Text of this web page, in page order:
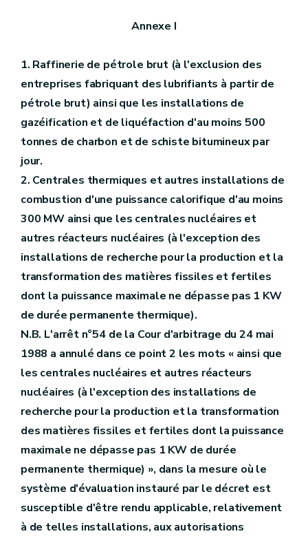
Annexe I
1. Raffinerie de pétrole brut (à l'exclusion des
entreprises fabriquant des lubrifiants à partir de
pétrole brut) ainsi que les installations de
gazéification et de liquéfaction d'au moins 500
tonnes de charbon et de schiste bitumineux par
jour.
2. Centrales thermiques et autres installations de
combustion d'une puissance calorifique d'au moins
300 MW ainsi que les centrales nucléaires et
autres réacteurs nucléaires (à l'exception des
installations de recherche pour la production et la
transformation des matières fissiles et fertiles
dont la puissance maximale ne dépasse pas 1 KW
de durée permanente thermique).
N.B. L'arrêt n°54 de la Cour d'arbitrage du 24 mai
1988 a annulé dans ce point 2 les mots « ainsi que
les centrales nucléaires et autres réacteurs
nucléaires (à l'exception des installations de
recherche pour la production et la transformation
des matières fissiles et fertiles dont la puissance
maximale ne dépasse pas 1 KW de durée
permanente thermique) », dans la mesure où le
système d'évaluation instauré par le décret est
susceptible d'être rendu applicable, relativement
à de telles installations, aux autorisations